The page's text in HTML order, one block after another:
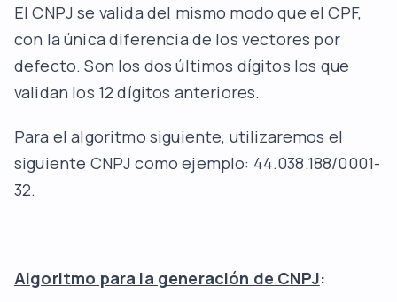
El CNPJ se valida del mismo modo que el CPF,
con la única diferencia de los vectores por
defecto. Son los dos últimos dígitos los que
validan los 12 dígitos anteriores.
Para el algoritmo siguiente, utilizaremos el
siguiente CNPJ como ejemplo: 44.038.188/0001-
32.
Algoritmo para la generación de CNPJ: